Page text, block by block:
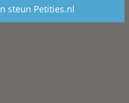
steun Petities.nl